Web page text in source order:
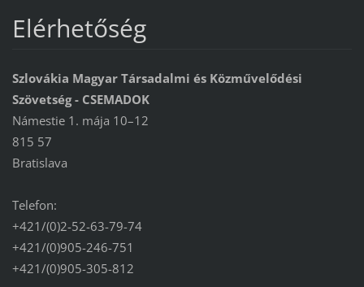
Elérhetőség
Szlovákia Magyar Társadalmi és Közművelődési
Szövetség - CSEMADOK
Námestie 1. mája 10–12
815 57
Bratislava
Telefon:
+421/(0)2-52-63-79-74
+421/(0)905-246-751
+421/(0)905-305-812